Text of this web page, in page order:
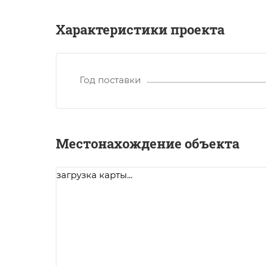
Характеристики проекта
Год поставки
Местонахождение объекта
загрузка карты...